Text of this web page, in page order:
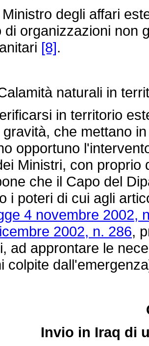
degli affari
di organizzazioni non
[8].
naturali in
in territorio
che mettano
opportuno
Ministri, con
che il Capo del
i poteri di cui agli
4 novembre 2002,
2002, n. 286,
ad approntare le
colpite
Invio in Iraq di